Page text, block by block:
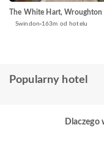
The White Hart, Wroughton
Swindon 163m od hotelu
Popularny hotel
Dlaczego